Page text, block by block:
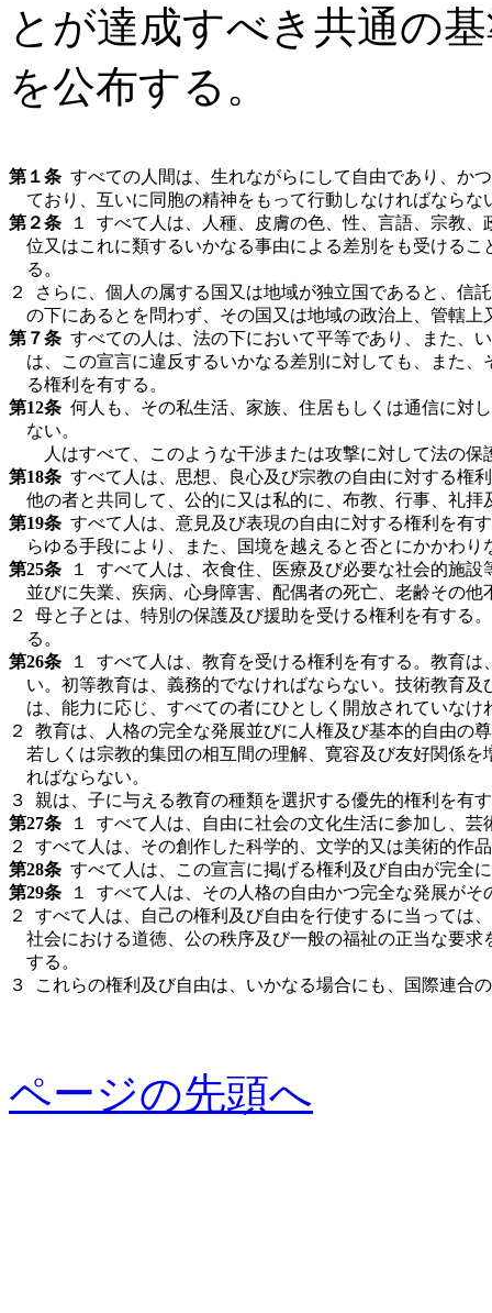
とが達成すべき共通の
を公布する。
第 １条 すべての人間は、生れながらにして自由であり、か
ており、互いに同胞の精神をもって行動しなければならな
第 ２条 １ すべて人は、人種、皮膚の色、性、言語、宗教
位又はこれに類するいかなる事由による差別をも受ける
る。
２
さらに、個人の属する国又は地域が独立国であると、信
の下にあるとを問わず、その国又は地域の政治上、管轄
第 ７条 すべての人は、法の下において平等であり、また、
は、この宣言に違反するいかなる差別に対しても、また
る権利を有する。
第12条 何人も、その私生活、家族、住居もしくは通信に対
ない。
人はすべて、このような干渉または攻撃に対して法の保
第18条 すべて人は、思想、良心及び宗教の自由に対する権
他の者と共同して、公的に又は私的に、布教、行事、礼
第19条 すべて人は、意見及び表現の自由に対する権利を有
らゆる手段により、また、国境を越えると否とにかかわ
第25条 １ すべて人は、衣食住、医療及び必要な社会的施
並びに失業、疾病、心身障害、配偶者の死亡、老齢その
２
母と子とは、特別の保護及び援助を受ける権利を有する
る。
第26条 １ すべて人は、教育を受ける権利を有する。教育
い。初等教育は、義務的でなければならない。技術教育
は、能力に応じ、すべての者にひとしく開放されていなけ
２
教育は、人格の完全な発展並びに人権及び基本的自由の
若しくは宗教的集団の相互間の理解、寛容及び友好関係
ればならない。
３
親は、子に与える教育の種類を選択する優先的権利を有
第27条 １ すべて人は、自由に社会の文化生活に参加し、
２
すべて人は、その創作した科学的、文学的又は美術的作
第28条 すべて人は、この宣言に掲げる権利及び自由が完全
第29条 １ すべて人は、その人格の自由かつ完全な発展が
２
すべて人は、自己の権利及び自由を行使するに当っては
社会における道徳、公の秩序及び一般の福祉の正当な要
する。
３
これらの権利及び自由は、いかなる場合にも、国際連合
ページの先頭へ